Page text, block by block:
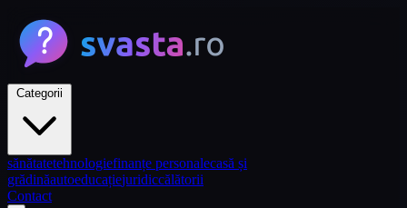
sănătatetehnologiefinanțe personalecasă și
grădinăautoeducațiejuridiccălătorii
Contact